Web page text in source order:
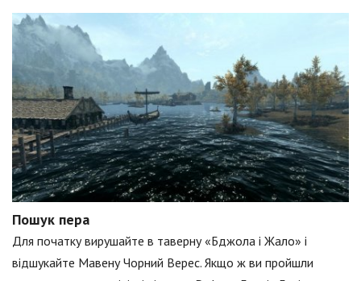
Пошук пера
Для початку вирушайте в таверну «Бджола і Жало» і
відшукайте Мавену Чорний Верес. Якщо ж ви пройшли